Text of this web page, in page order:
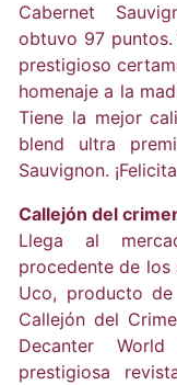
Cabernet
obtuvo 97
prestigioso
homenaje a la
Tiene la mejor
blend ultra
Sauvignon.
Callejón del
Llega al
procedente de los
Uco, producto
Callejón del
Decanter
prestigiosa